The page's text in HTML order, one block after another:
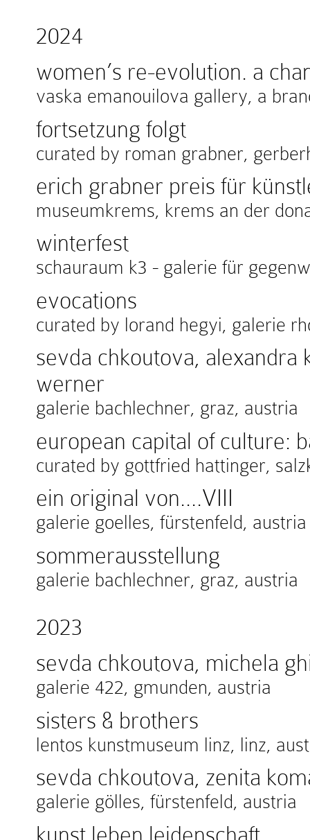
2024
women’s re-evolution. a
vaska emanouilova gallery, a
fortsetzung folgt
curated by roman grabner,
erich grabner preis für
museumkrems, krems an der
winterfest
schauraum k3 - galerie für
evocations
curated by lorand hegyi, galerie
sevda chkoutova,
werner
galerie bachlechner, graz, austria
european capital of culture:
curated by gottfried hattinger,
ein original von....VIII
galerie goelles, fürstenfeld, austria
sommerausstellung
galerie bachlechner, graz, austria
2023
sevda chkoutova, michela
galerie 422, gmunden, austria
sisters & brothers
lentos kunstmuseum linz, linz,
sevda chkoutova, zenita
galerie gölles, fürstenfeld, austria